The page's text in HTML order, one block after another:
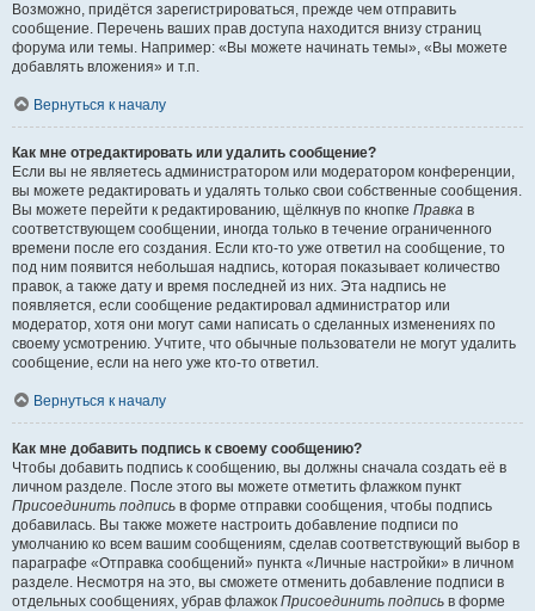
Возможно, придётся зарегистрироваться, прежде чем отправить
сообщение. Перечень ваших прав доступа находится внизу страниц
форума или темы. Например: «Вы можете начинать темы», «Вы можете
добавлять вложения» и т.п.
Вернуться к началу
Как мне отредактировать или удалить сообщение?
Если вы не являетесь администратором или модератором конференции,
вы можете редактировать и удалять только свои собственные сообщения.
Вы можете перейти к редактированию, щёлкнув по кнопке Правка в
соответствующем сообщении, иногда только в течение ограниченного
времени после его создания. Если кто-то уже ответил на сообщение, то
под ним появится небольшая надпись, которая показывает количество
правок, а также дату и время последней из них. Эта надпись не
появляется, если сообщение редактировал администратор или
модератор, хотя они могут сами написать о сделанных изменениях по
своему усмотрению. Учтите, что обычные пользователи не могут удалить
сообщение, если на него уже кто-то ответил.
Вернуться к началу
Как мне добавить подпись к своему сообщению?
Чтобы добавить подпись к сообщению, вы должны сначала создать её в
личном разделе. После этого вы можете отметить флажком пункт
Присоединить подпись в форме отправки сообщения, чтобы подпись
добавилась. Вы также можете настроить добавление подписи по
умолчанию ко всем вашим сообщениям, сделав соответствующий выбор в
параграфе «Отправка сообщений» пункта «Личные настройки» в личном
разделе. Несмотря на это, вы сможете отменить добавление подписи в
отдельных сообщениях, убрав флажок Присоединить подпись в форме